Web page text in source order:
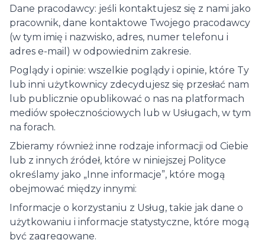
Dane pracodawcy: jeśli kontaktujesz się z nami jako
pracownik, dane kontaktowe Twojego pracodawcy
(w tym imię i nazwisko, adres, numer telefonu i
adres e-mail) w odpowiednim zakresie.
Poglądy i opinie: wszelkie poglądy i opinie, które Ty
lub inni użytkownicy zdecydujesz się przesłać nam
lub publicznie opublikować o nas na platformach
mediów społecznościowych lub w Usługach, w tym
na forach.
Zbieramy również inne rodzaje informacji od Ciebie
lub z innych źródeł, które w niniejszej Polityce
określamy jako „Inne informacje”, które mogą
obejmować między innymi:
Informacje o korzystaniu z Usług, takie jak dane o
użytkowaniu i informacje statystyczne, które mogą
być zagregowane.